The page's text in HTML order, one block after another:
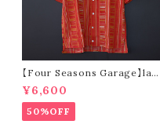
【Four Seasons Garage】lad
der stripe open collar s/s s
hirt (orange)
¥6,600
50%OFF